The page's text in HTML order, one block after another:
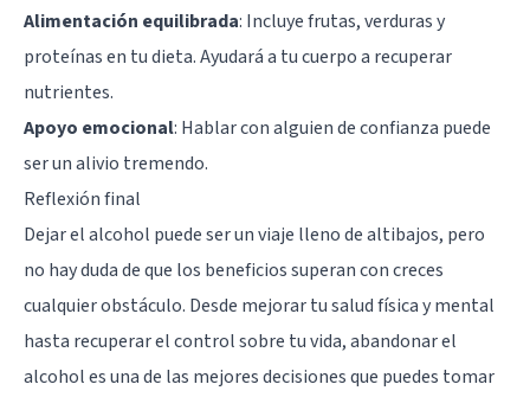
Alimentación equilibrada: Incluye frutas, verduras y
proteínas en tu dieta. Ayudará a tu cuerpo a recuperar
nutrientes.
Apoyo emocional: Hablar con alguien de confianza puede
ser un alivio tremendo.
Reflexión final
Dejar el alcohol puede ser un viaje lleno de altibajos, pero
no hay duda de que los beneficios superan con creces
cualquier obstáculo. Desde mejorar tu salud física y mental
hasta recuperar el control sobre tu vida, abandonar el
alcohol es una de las mejores decisiones que puedes tomar